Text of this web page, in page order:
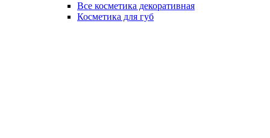
Все косметика декоративная
Косметика для губ